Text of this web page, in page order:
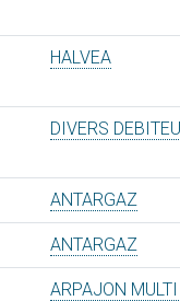
HALVEA
DIVERS
ANTARGAZ
ANTARGAZ
ARPAJON